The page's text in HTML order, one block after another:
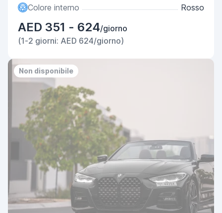
Colore interno
Rosso
AED 351 - 624/giorno
(1-2 giorni: AED 624/giorno)
Non disponibile